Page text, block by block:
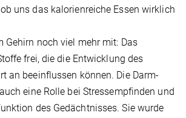
uns das kalorienreiche Essen wirklich
Gehirn noch viel mehr mit: Das
frei, die die Entwicklung des
an beeinflussen können. Die Darm-
eine Rolle bei Stressempfinden und
des Gedächtnisses. Sie wurde